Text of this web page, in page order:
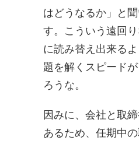
はどうなるか」と
す。こういう遠回
に読み替え出来る
題を解くスピード
ろうな。
因みに、会社と取
あるため、任期中